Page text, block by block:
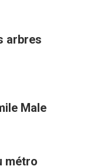
arbres
Male
métro